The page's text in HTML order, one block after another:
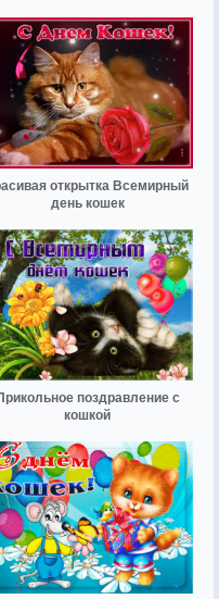
открытка Всемирный
день кошек
поздравление с
кошкой